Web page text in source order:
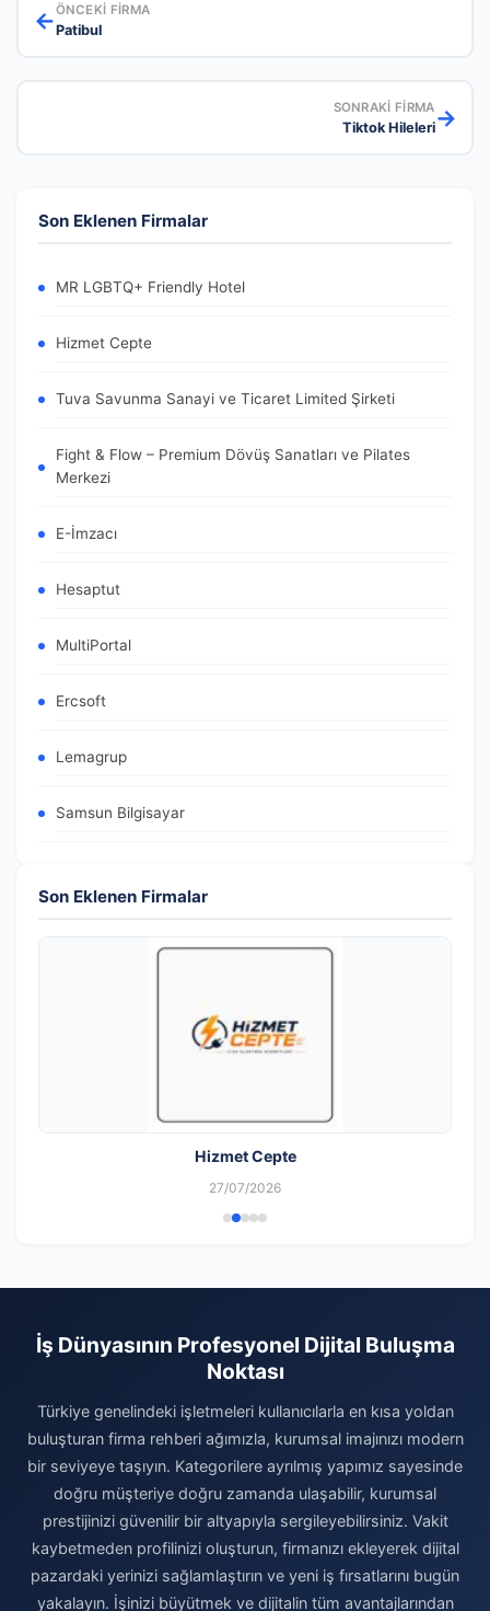
←ÖNCEKI FIRMA
Patibul
SONRAKI FIRMA
Tiktok Hileleri→
Son Eklenen Firmalar
MR LGBTQ+ Friendly Hotel
Hizmet Cepte
Tuva Savunma Sanayi ve Ticaret Limited Şirketi
Fight & Flow – Premium Dövüş Sanatları ve Pilates
Merkezi
E-İmzacı
Hesaptut
MultiPortal
Ercsoft
Lemagrup
Samsun Bilgisayar
Son Eklenen Firmalar
Hizmet Cepte
27/07/2026
İş Dünyasının Profesyonel Dijital Buluşma
Noktası
Türkiye genelindeki işletmeleri kullanıcılarla en kısa yoldan
buluşturan firma rehberi ağımızla, kurumsal imajınızı modern
bir seviyeye taşıyın. Kategorilere ayrılmış yapımız sayesinde
doğru müşteriye doğru zamanda ulaşabilir, kurumsal
prestijinizi güvenilir bir altyapıyla sergileyebilirsiniz. Vakit
kaybetmeden profilinizi oluşturun, firmanızı ekleyerek dijital
pazardaki yerinizi sağlamlaştırın ve yeni iş fırsatlarını bugün
yakalayın. İşinizi büyütmek ve dijitalin tüm avantajlarından